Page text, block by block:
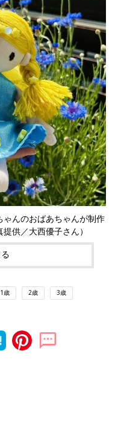
んのおばあちゃんが制作
供／大西優子さん）
1歳 2歳 3歳